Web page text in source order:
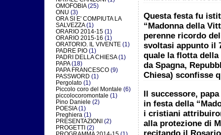
OMOFOBIA(25)
ONU (3)
ORA SI E' COMPIUTA LA
SALVEZZA(1)
ORARIO 2014-15 (1)
ORARIO 2015-16 (1)
ORATORIO. IL VIVENTE (1)
PADRE PIO (1)
PADRI DELLA CHIESA(1)
PAPA(18)
PAPA FRANCESCO (9)
PASSWORD (1)
Pergolato (1)
Piccolo coro del Montale (6)
piccolocoromontale (1)
Pino Daniele (2)
POESIA(1)
Preghiera (1)
PRESENTAZIONI (2)
PROGETTI (2)
Questa festa fu
“Madonna della
perenne ricordo
svoltasi appunto il
quale la flotta della
da Spagna,
Chiesa) sconfisse
Il successore,
in festa della
i cristiani
alla protezione di